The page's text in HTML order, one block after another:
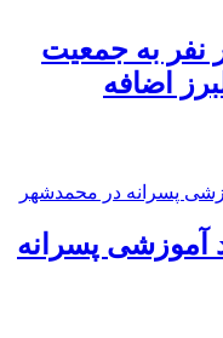
۱۲ هزار نفر به جمعیت
اضافه
آموزشی پسرانه